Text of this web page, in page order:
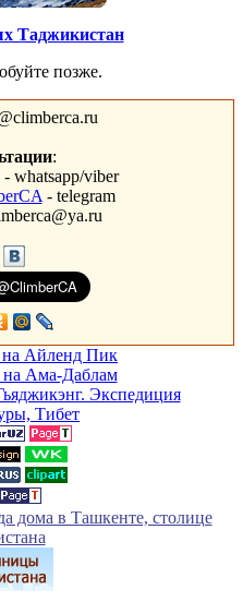
Таджикистан
позже.
:
whatsapp/viber
- telegram